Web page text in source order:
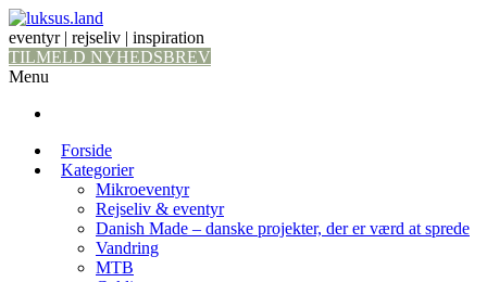
eventyr | rejseliv | inspiration
TILMELD NYHEDSBREV
Menu
Forside
Kategorier
Mikroeventyr
Rejseliv & eventyr
Danish Made – danske projekter, der er værd at sprede
Vandring
MTB